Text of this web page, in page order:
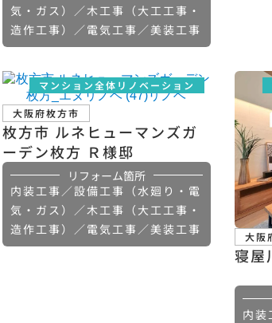
気・ガス）／木工事（大工工事・
造作工事）／電気工事／美装工事
マンション全体リノベーション
大阪府枚方市
枚方市 ルネヒューマンズガ
ーデン枚方 Ｒ様邸
リフォーム箇所
内装工事／設備工事（水廻り・電
気・ガス）／木工事（大工工事・
造作工事）／電気工事／美装工事
大阪
寝屋
内装